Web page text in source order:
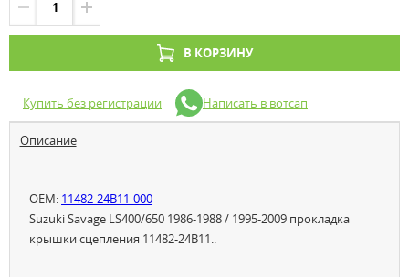
В КОРЗИНУ
Купить без регистрации Написать в вотсап
Описание
OEM: 11482-24B11-000
Suzuki Savage LS400/650 1986-1988 / 1995-2009 прокладка
крышки сцепления 11482-24B11..